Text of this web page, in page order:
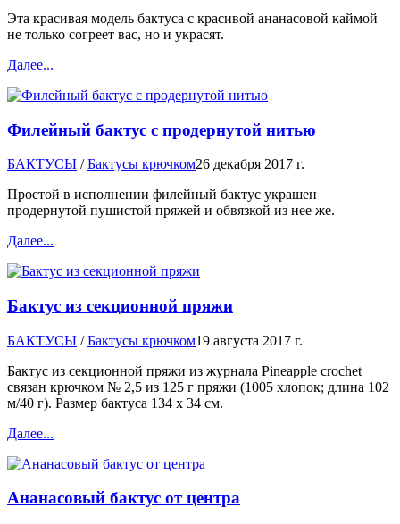
Эта красивая модель бактуса с красивой ананасовой каймой
не только согреет вас, но и украсят.
Далее...
Филейный бактус с продернутой нитью
БАКТУСЫ /Бактусы крючком26 декабря 2017 г.
Простой в исполнении филейный бактус украшен
продернутой пушистой пряжей и обвязкой из нее же.
Далее...
Бактус из секционной пряжи
БАКТУСЫ /Бактусы крючком19 августа 2017 г.
Бактус из секционной пряжи из журнала Pineapple crochet
связан крючком № 2,5 из 125 г пряжи (1005 хлопок; длина 102
м/40 г). Размер бактуса 134 х 34 см.
Далее...
Ананасовый бактус от центра